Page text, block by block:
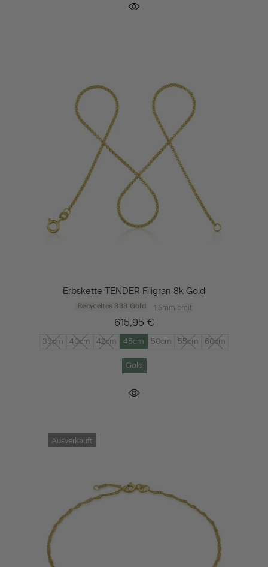
Erbskette TENDER Filigran 8k Gold
Recyceltes 333 Gold 1,5mm breit
615,95 €
38cm 40cm 42cm 45cm 50cm 55cm 60cm
Gold
Ausverkauft